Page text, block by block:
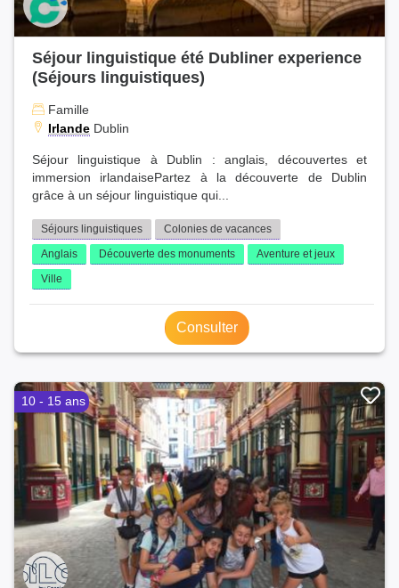
Séjour linguistique été Dubliner experience
(Séjours linguistiques)
Famille
Irlande Dublin
Séjour linguistique à Dublin : anglais, découvertes et
immersion irlandaisePartez à la découverte de Dublin
grâce à un séjour linguistique qui...
Séjours linguistiques
Colonies de vacances
Anglais
Découverte des monuments
Aventure et jeux
Ville
Consulter
10 - 15 ans